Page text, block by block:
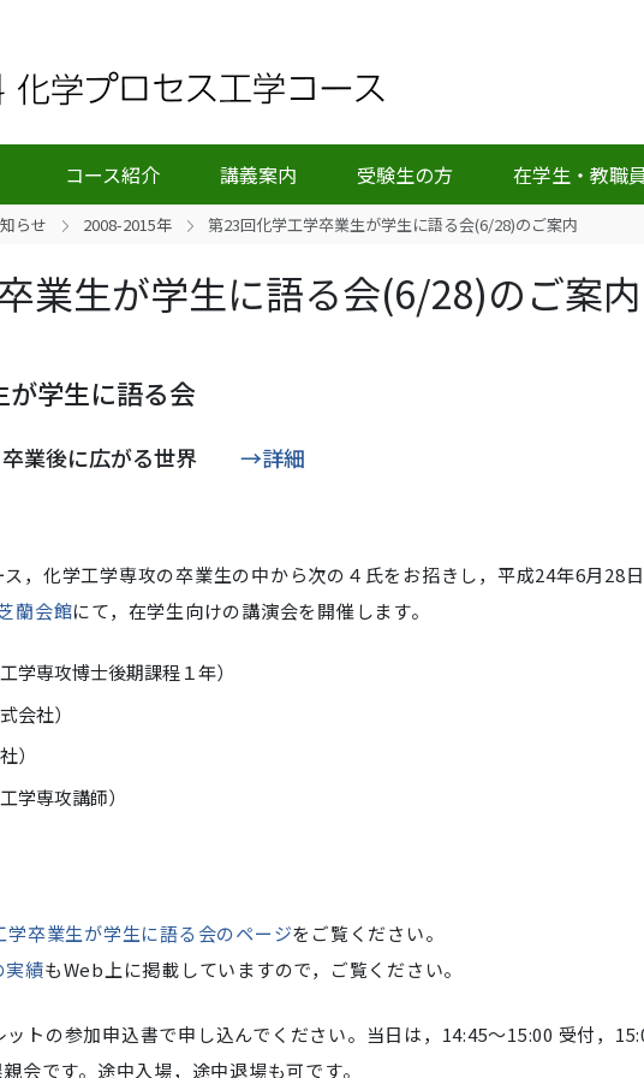
コース紹介 講義案内 受験生の方 在学生・教職
らせ 2008-2015年 第23回化学工学卒業生が学生に語る会(6/28)のご案内
業生が学生に語る会(6/28)のご案内
学生に語る会
卒業後に広がる世界 →詳細
，化学工学専攻の卒業生の中から次の４氏をお招きし，平成24年6月28日
蘭会館にて，在学生向けの講演会を開催します。
学専攻博士後期課程１年）
会社）
）
学専攻講師）
学卒業生が学生に語る会のページをご覧ください。
実績もWeb上に掲載していますので，ご覧ください。
トの参加申込書で申し込んでください。当日は，14:45～15:00 受付，
会です。途中入場，途中退場も可です。